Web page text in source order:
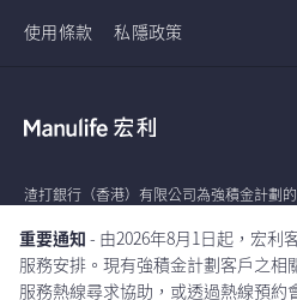
重要通知 - 由2026年8月1日起，宏利
服務安排。現有強積金計劃客戶之相
服務熱線尋求協助，或透過熱線預約
使用條款 私隱政策
渣打銀行（香港）有限公司為強積金計劃
司及其他渣打集團成員與計劃的營運的主